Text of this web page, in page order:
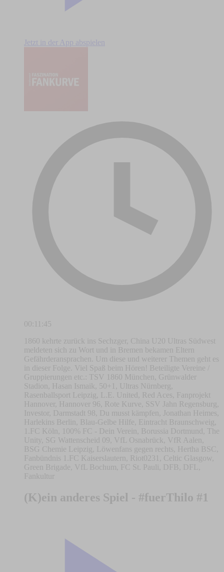
Jetzt in der App abspielen
00:11:45
1860 kehrte zurück ins Sechzger, China U20 Ultras Südwest
meldeten sich zu Wort und in Bremen bekamen Eltern
Gefährderansprachen. Um diese und weiterer Themen geht es
in dieser Folge. Viel Spaß beim Hören! Beteiligte Vereine /
Gruppierungen etc.: TSV 1860 München, Grünwalder
Stadion, Hasan Ismaik, 50+1, Ultras Nürnberg,
Rasenballsport Leipzig, L.E. United, Red Aces, Fanprojekt
Hannover, Hannover 96, Rote Kurve, SSV Jahn Regensburg,
Investor, Darmstadt 98, Du musst kämpfen, Jonathan Heimes,
Harlekins Berlin, Blau-Gelbe Hilfe, Eintracht Braunschweig,
1.FC Köln, 100% FC - Dein Verein, Borussia Dortmund, The
Unity, SG Wattenscheid 09, VfL Osnabrück, VfR Aalen,
BSG Chemie Leipzig, Löwenfans gegen rechts, Hertha BSC,
Fanbündnis 1.FC Kaiserslautern, Riot0231, Celtic Glasgow,
Green Brigade, VfL Bochum, FC St. Pauli, DFB, DFL,
Fankultur
(K)ein anderes Spiel - #fuerThilo #1